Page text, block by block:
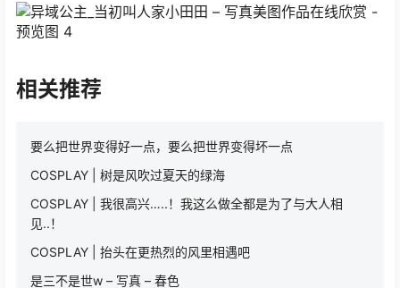
相关推荐
要么把世界变得好一点，要么把世界变得坏一点
COSPLAY | 树是风吹过夏天的绿海
COSPLAY | 我很高兴…..！我这么做全都是为了与大人相
见..！
COSPLAY | 抬头在更热烈的风里相遇吧
是三不是世w – 写真 – 春色